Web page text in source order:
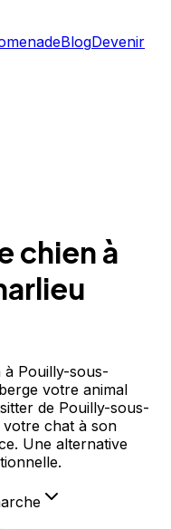
BlogDevenir
chien à
Pouilly-sous-
votre animal
de Pouilly-sous-
chat à son
Une alternative